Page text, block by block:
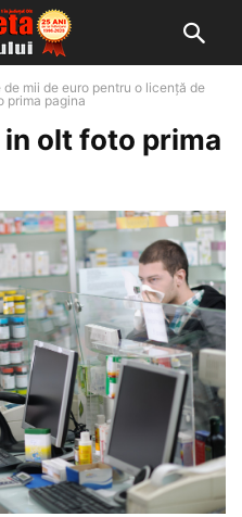
mii de euro pentru o licență de
prima pagina
olt foto prima